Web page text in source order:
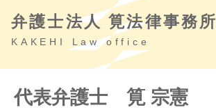
弁護士法人 筧法律事務所
KAKEHI Law office
代表弁護士 筧 宗憲